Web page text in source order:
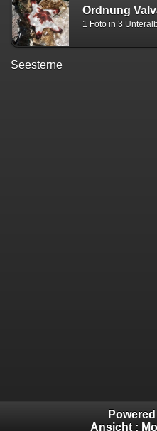
Ordnung
1 Foto in 3
Seesterne
Ansicht :